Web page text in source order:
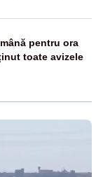
pentru ora
toate avizele